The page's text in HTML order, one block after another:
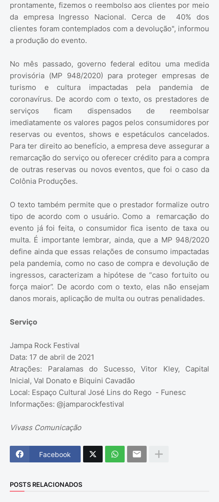
prontamente, fizemos o reembolso aos clientes por meio
da empresa Ingresso Nacional. Cerca de 40% dos
clientes foram contemplados com a devolução", informou
a produção do evento.
No mês passado, governo federal editou uma medida
provisória (MP 948/2020) para proteger empresas de
turismo e cultura impactadas pela pandemia de
coronavírus. De acordo com o texto, os prestadores de
serviços ficam dispensados de reembolsar
imediatamente os valores pagos pelos consumidores por
reservas ou eventos, shows e espetáculos cancelados.
Para ter direito ao benefício, a empresa deve assegurar a
remarcação do serviço ou oferecer crédito para a compra
de outras reservas ou novos eventos, que foi o caso da
Colônia Produções.
O texto também permite que o prestador formalize outro
tipo de acordo com o usuário. Como a remarcação do
evento já foi feita, o consumidor fica isento de taxa ou
multa. É importante lembrar, ainda, que a MP 948/2020
define ainda que essas relações de consumo impactadas
pela pandemia, como no caso de compra e devolução de
ingressos, caracterizam a hipótese de “caso fortuito ou
força maior”. De acordo com o texto, elas não ensejam
danos morais, aplicação de multa ou outras penalidades.
Serviço
Jampa Rock Festival
Data: 17 de abril de 2021
Atrações: Paralamas do Sucesso, Vitor Kley, Capital
Inicial, Val Donato e Biquini Cavadão
Local: Espaço Cultural José Lins do Rego - Funesc
Informações: @jamparockfestival
Vivass Comunicação
Facebook
POSTS RELACIONADOS